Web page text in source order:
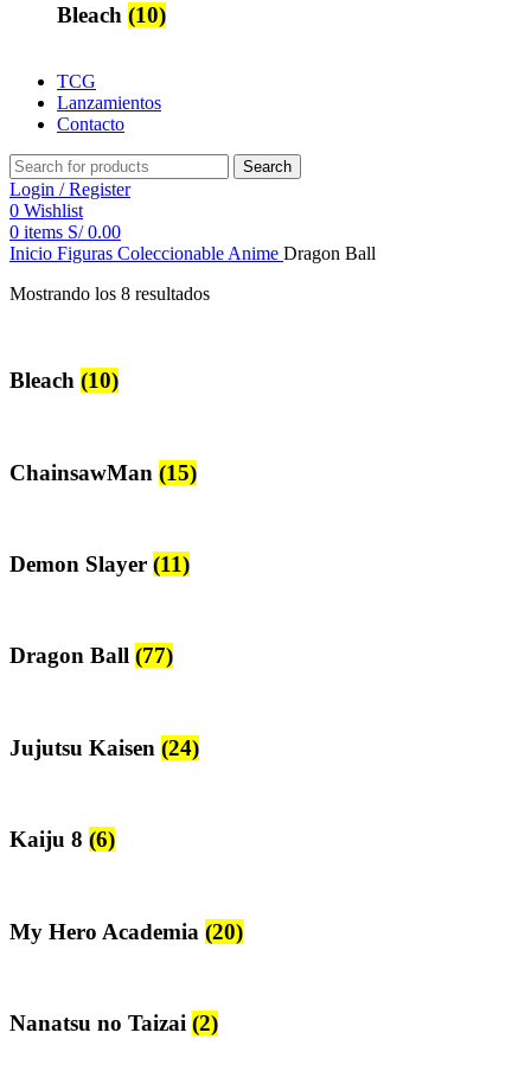
Bleach (10)
TCG
Lanzamientos
Contacto
Search
Login / Register
0 Wishlist
0 items S/0.00
Inicio Figuras Coleccionable Anime Dragon Ball
Mostrando los 8 resultados
Bleach (10)
ChainsawMan (15)
Demon Slayer (11)
Dragon Ball (77)
Jujutsu Kaisen (24)
Kaiju 8 (6)
My Hero Academia (20)
Nanatsu no Taizai (2)